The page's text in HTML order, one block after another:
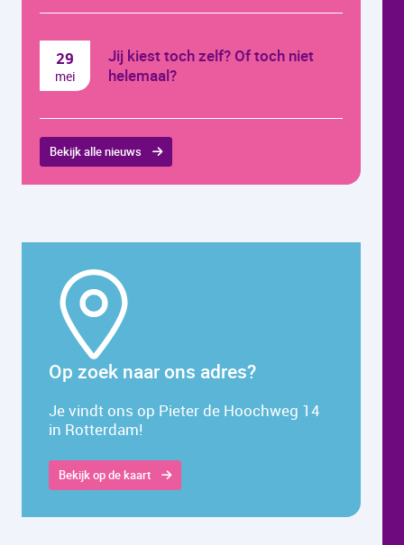
29
mei
Jij kiest toch zelf? Of toch niet
helemaal?
Bekijk alle nieuws
Op zoek naar ons adres?
Je vindt ons op Pieter de Hoochweg 14
in Rotterdam!
Bekijk op de kaart